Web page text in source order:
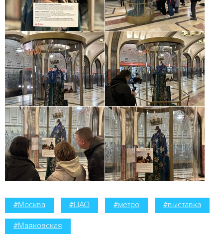
#Москва #ЦАО #метро #выставка
#Маяковская